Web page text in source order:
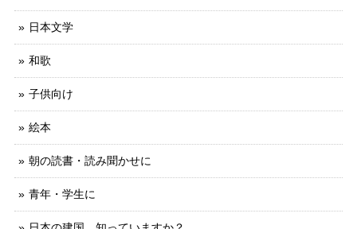
日本文学
和歌
子供向け
絵本
朝の読書・読み聞かせに
青年・学生に